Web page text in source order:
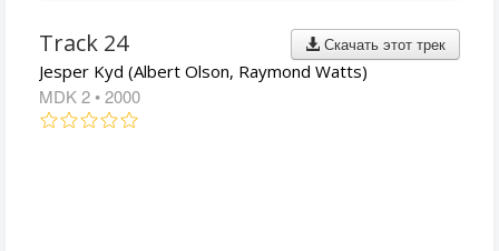
Скачать этот трек
Track 24
Jesper Kyd (Albert Olson, Raymond Watts)
MDK 2 • 2000